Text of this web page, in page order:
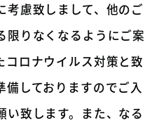
考慮致しまして、他のご
限りなくなるようにご案
コロナウイルス対策と致
備しておりますのでご入
致します。また、なる